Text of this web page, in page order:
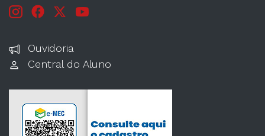
Ouvidoria
Central do Aluno